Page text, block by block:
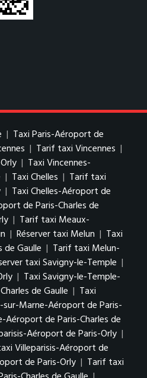
| Taxi Paris-Aéroport de
| Tarif taxi Vincennes |
| Taxi Vincennes-
| Taxi Chelles | Tarif taxi
| Taxi Chelles-Aéroport de
de Paris-Charles de
| Tarif taxi Meaux-
| Réserver taxi Melun | Taxi
Gaulle | Tarif taxi Melun-
taxi Savigny-le-Temple |
| Taxi Savigny-le-Temple-
de Gaulle | Taxi
Marne-Aéroport de Paris-
de Paris-Charles de
Aéroport de Paris-Orly |
Villeparisis-Aéroport de
de Paris-Orly | Tarif taxi